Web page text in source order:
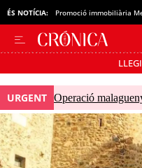
ÉS NOTÍCIA: Promoció immobiliària
Passa’t al
URGENT Operació